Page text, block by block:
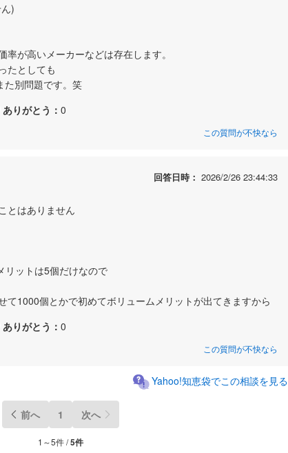
)
が高いメーカーなどは存在します。
たとしても
た別問題です。笑
ありがとう： 0
この質問が不快なら
回答日時： 2026/2/26 23:44:33
とはありません
リットは5個だけなので
て1000個とかで初めてボリュームメリットが出てきますから
ありがとう： 0
この質問が不快なら
Yahoo!知恵袋でこの相談を見る
前へ 1 次へ
1～5件 /5件